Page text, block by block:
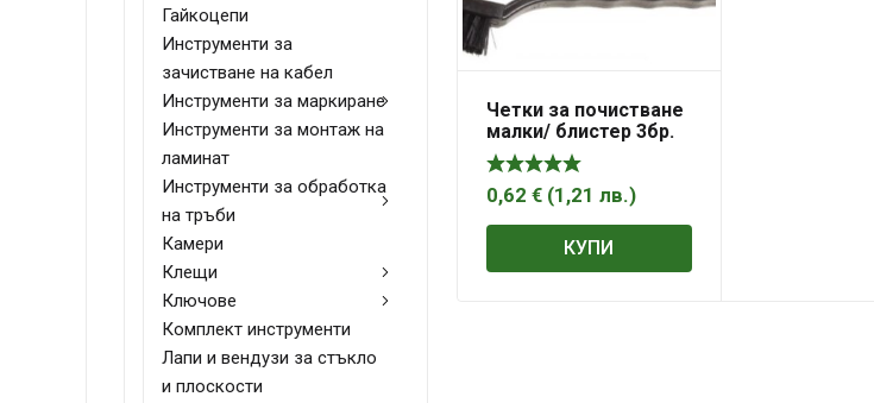
Гайкоцепи
Инструменти за
зачистване на кабел
Инструменти за маркиране
Инструменти за монтаж на
ламинат
Инструменти за обработка
на тръби
Камери
Клещи
Ключове
Комплект инструменти
Лапи и вендузи за стъкло
и плоскости
Четки за почистване
малки/ блистер 3бр.
Gadget 340504
0,62 € (1,21 лв.)
КУПИ